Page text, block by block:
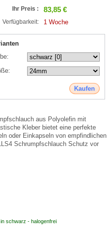
Ihr Preis : 83,85 €
Verfügbarkeit: 1 Woche
Kaufen
aus Polyolefin mit
Kleber bietet eine perfekte
oder Einkapseln von empfindlichen
Schrumpfschlauch Schutz vor
schwarz - halogenfrei